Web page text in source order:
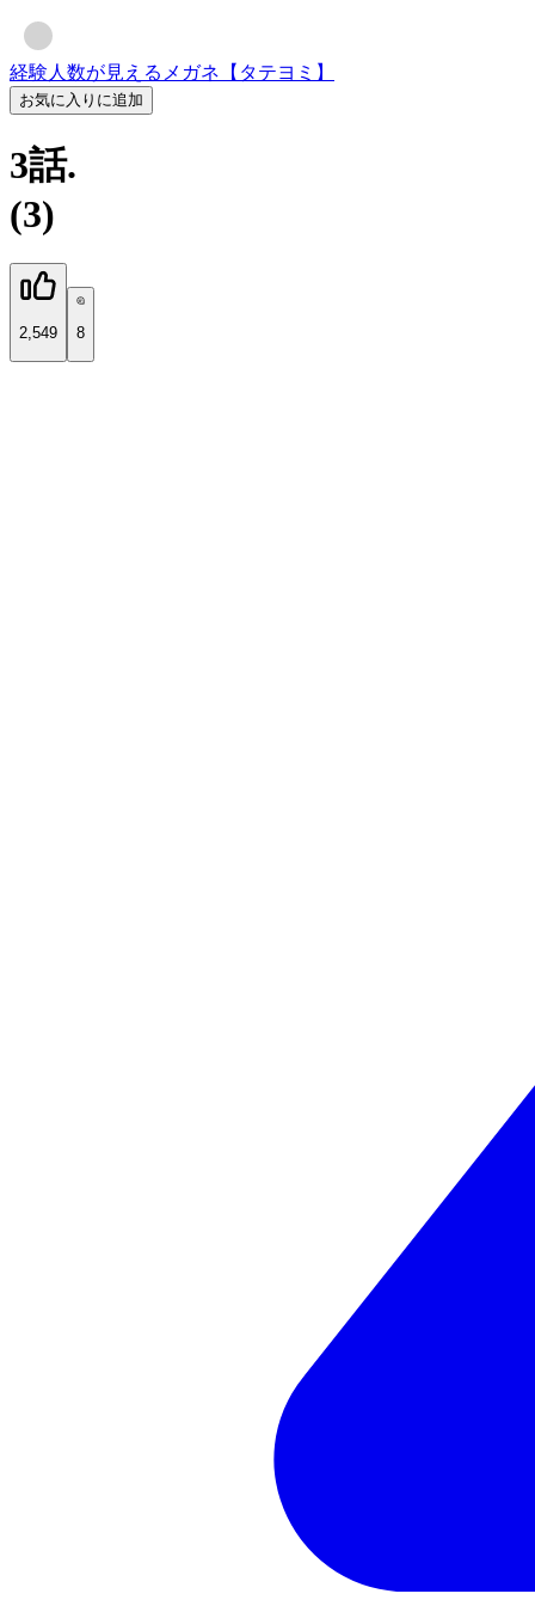
経験人数が見えるメガネ【タテヨミ】
お気に入りに追加
3話.
(3)
2,549 8